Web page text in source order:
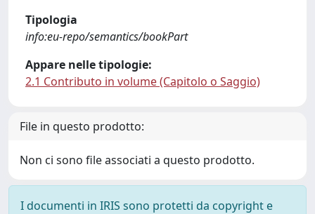
Tipologia
info:eu-repo/semantics/bookPart
Appare nelle tipologie:
2.1 Contributo in volume (Capitolo o Saggio)
File in questo prodotto:
Non ci sono file associati a questo prodotto.
I documenti in IRIS sono protetti da copyright e